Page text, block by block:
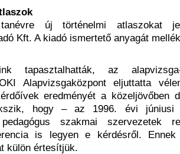
új történelmi atlaszokat
Kft. A kiadó ismertető anyagát
tapasztalhatták, az alapvizsga-
Alapvizsgaközpont eljuttatta
eredményét a közeljövőben
hogy – az 1996. évi júniusi
szakmai szervezetek
is legyen e kérdésről. Ennek
külön értesítjük.